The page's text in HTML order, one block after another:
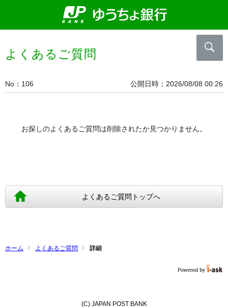
よくあるご質問
No 106 公開日時 2026/08/08 00:26
お探しのよくあるご質問は削除されたか見つかりません。
よくあるご質問トップへ
ホーム よくあるご質問 詳細
(C) JAPAN POST BANK